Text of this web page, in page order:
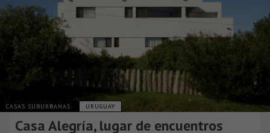
CASAS SUBURBANAS URUGUAY
Casa Alegría, lugar de encuentros